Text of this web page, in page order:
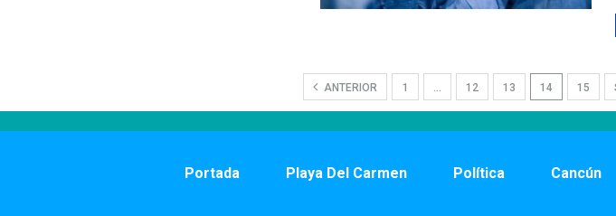
ANTERIOR 1 12 13 14 15
Portada Playa Del Carmen Política Cancún